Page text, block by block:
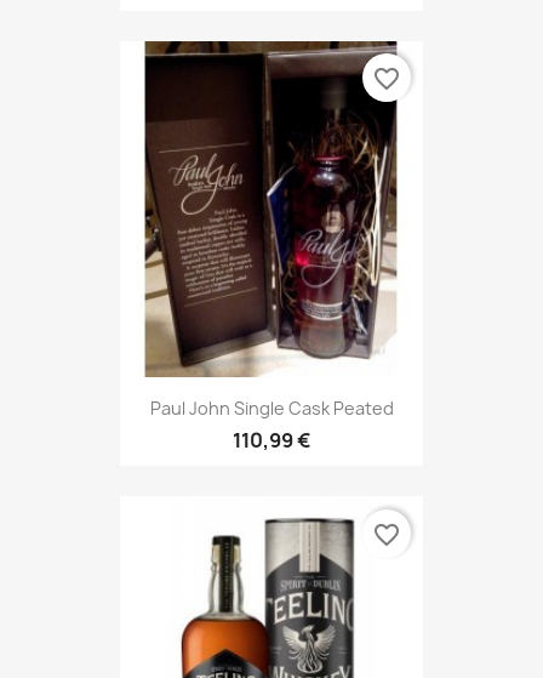
Paul John Single Cask Peated
110,99 €
favorite_border
favorite_border